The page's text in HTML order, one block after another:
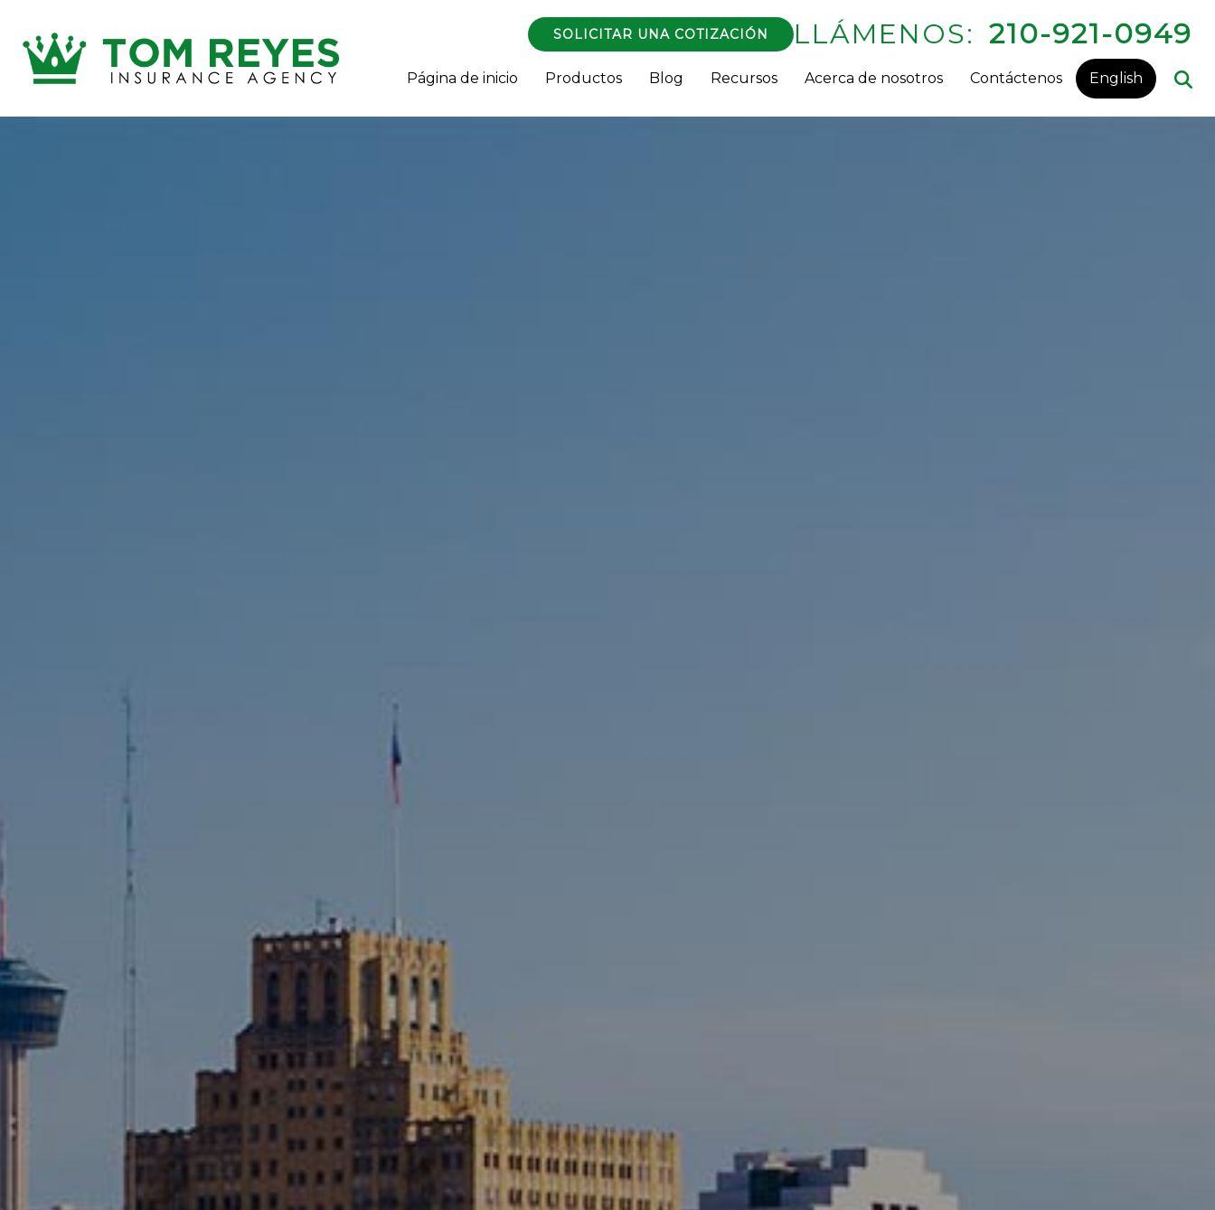
SOLICITAR UNA COTIZACIÓN LLÁMENOS: 210-921-0949
Página de inicio Productos Blog Recursos Acerca de nosotros Contáctenos English